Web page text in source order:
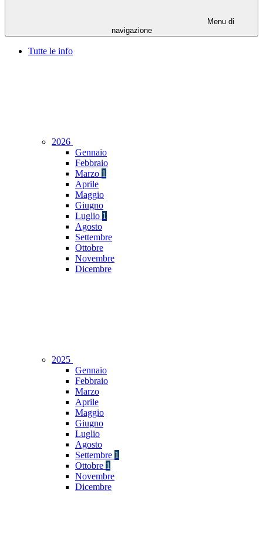
Menu di
navigazione
Tutte le info
2026
Gennaio
Febbraio
Marzo 1
Aprile
Maggio
Giugno
Luglio 1
Agosto
Settembre
Ottobre
Novembre
Dicembre
2025
Gennaio
Febbraio
Marzo
Aprile
Maggio
Giugno
Luglio
Agosto
Settembre 1
Ottobre 1
Novembre
Dicembre